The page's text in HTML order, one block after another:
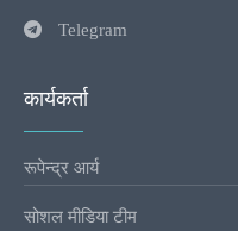
Telegram
कार्यकर्ता
रूपेन्द्र आर्य
सोशल मीडिया टीम